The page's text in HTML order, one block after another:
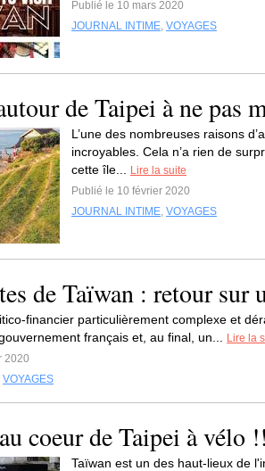
Publié le 10 mars 2020
JOURNAL INTIME, VOYAGES
de Taipei à ne pas
L’une des nombreuses raisons
incroyables. Cela n’a rien de
cette île...
Lire la suite
Publié le 10 février 2020
JOURNAL INTIME, VOYAGES
de Taïwan : retour sur
financier particulièrement complexe et
français et, au final, un...
Lire la
2020
VOYAGES
coeur de Taipei à vélo !!
Taïwan est un des haut-lieux de